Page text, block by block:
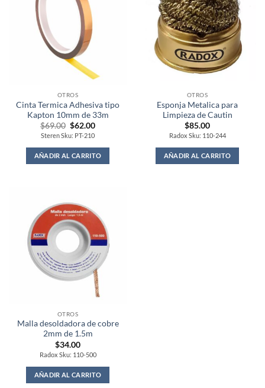
OTROS
Cinta Termica Adhesiva tipo
Kapton 10mm de 33m
$69.00 Original
price
was:
$69.00.
$62.00Current
$62.00.
Steren Sku: PT-210
AÑADIR AL CARRITO
OTROS
Esponja Metalica para
Limpieza de Cautin
$85.00
Radox Sku: 110-244
AÑADIR AL CARRITO
OTROS
Malla desoldadora de cobre
2mm de 1.5m
$34.00
Radox Sku: 110-500
AÑADIR AL CARRITO